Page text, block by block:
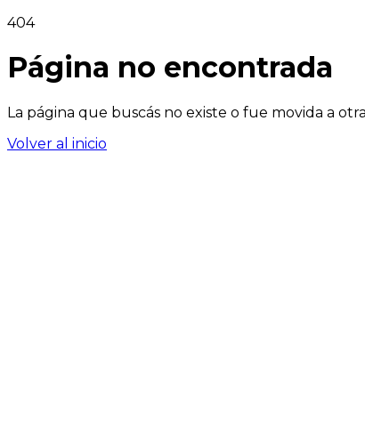
404
Página no encontrada
La página que buscás no existe o fue movida a
Volver al inicio